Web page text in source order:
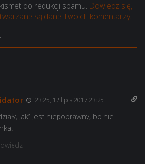
do redukcji spamu. Dowiedz się,
są dane Twoich komentarzy.
23:25, 12 lipca 2017 23:25
jak” jest niepoprawny, bo nie